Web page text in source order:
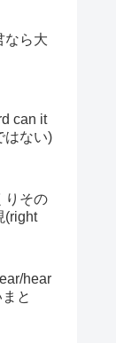
なら大
can it
はない)
りその
(right
hear
と